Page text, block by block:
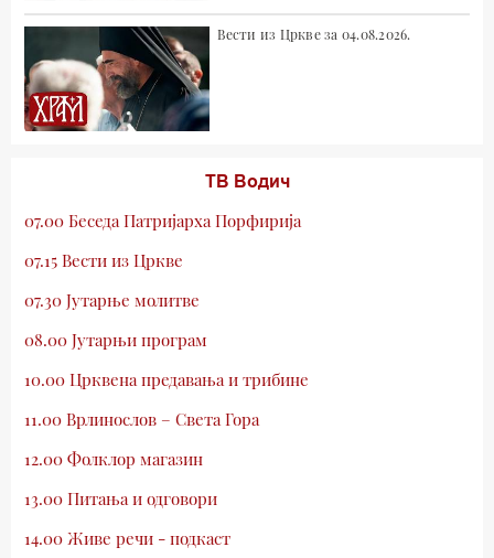
Вести из Цркве за 04.08.2026.
ТВ Водич
07.00 Беседа Патријарха Порфирија
07.15 Вести из Цркве
07.30 Јутарње молитве
08.00 Јутарњи програм
10.00 Црквена предавања и трибине
11.00 Врлинослов – Света Гора
12.00 Фолклор магазин
13.00 Питања и одговори
14.00 Живе речи - подкаст